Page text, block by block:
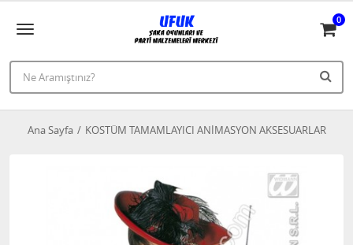
0
Ana Sayfa KOSTÜM TAMAMLAYICI ANİMASYON AKSESUARLAR